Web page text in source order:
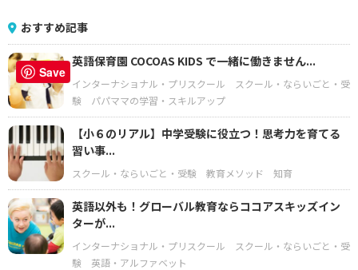
おすすめ記事
英語保育園 COCOAS KIDS で一緒に働きません...
インターナショナル・プリスクール
スクール・ならいごと・受
験
パパママの学習・スキルアップ
【小６のリアル】中学受験に役立つ！思考力を育てる
習い事...
スクール・ならいごと・受験 教育メソッド 知育
英語以外も！グローバル教育ならココアスキッズイン
ターが...
インターナショナル・プリスクール
スクール・ならいごと・受
験
英語・アルファベット
Save